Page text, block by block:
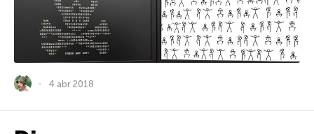
4 abr 2018